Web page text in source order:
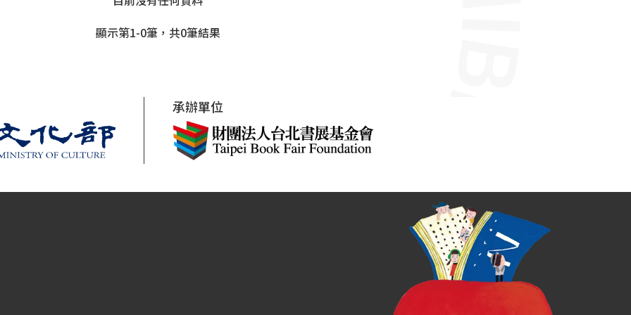
顯示第1-0筆，共0筆結果
承辦單位